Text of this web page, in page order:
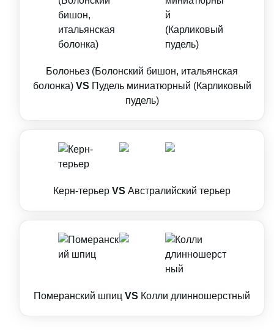
Болоньез (Болонский бишон, итальянская
болонка) VS Пудель миниатюрный (Карликовый
пудель)
Керн-терьер VS Австралийский терьер
Померанский шпиц VS Колли длинношерстный